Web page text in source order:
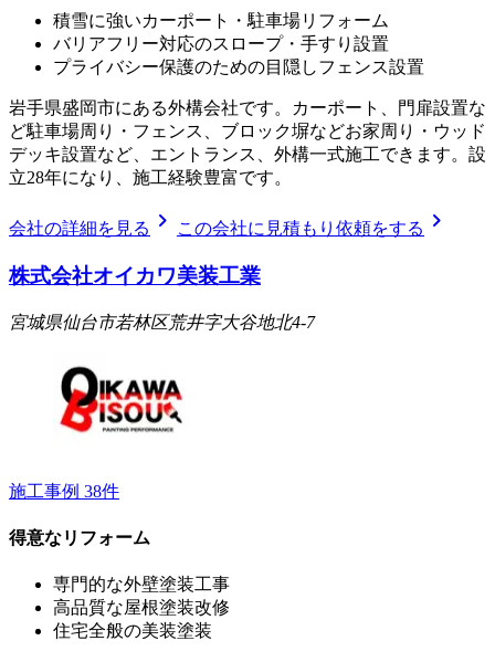
積雪に強いカーポート・駐車場リフォーム
バリアフリー対応のスロープ・手すり設置
プライバシー保護のための目隠しフェンス設置
岩手県盛岡市にある外構会社です。カーポート、門扉設置な
ど駐車場周り・フェンス、ブロック塀などお家周り・ウッド
デッキ設置など、エントランス、外構一式施工できます。設
立28年になり、施工経験豊富です。
会社の詳細を見る chevron_right この会社に見積もり依頼をする chevron_right
株式会社オイカワ美装工業
宮城県仙台市若林区荒井字大谷地北4-7
施工事例 38件
得意なリフォーム
専門的な外壁塗装工事
高品質な屋根塗装改修
住宅全般の美装塗装